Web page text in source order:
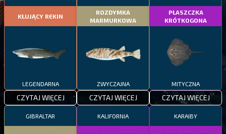
KŁUJĄCY REKIN
LEGENDARNA
CZYTAJ WIĘCEJ
ROZDYMKA
MARMURKOWA
ZWYCZAJNA
CZYTAJ WIĘCEJ
PŁASZCZKA
KRÓTKOGONA
MITYCZNA
CZYTAJ WIĘCEJ
GIBRALTAR KALIFORNIA KARAIBY